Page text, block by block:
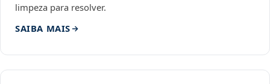
limpeza para resolver.
SAIBA MAIS